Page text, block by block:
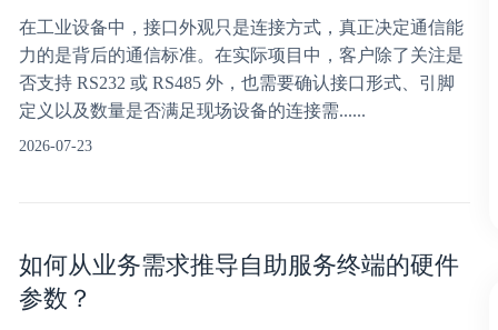
在工业设备中，接口外观只是连接方式，真正决定通信能
力的是背后的通信标准。在实际项目中，客户除了关注是
否支持 RS232 或 RS485 外，也需要确认接口形式、引脚
定义以及数量是否满足现场设备的连接需......
2026-07-23
如何从业务需求推导自助服务终端的硬件
参数？